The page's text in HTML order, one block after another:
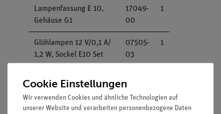
Lampenfassung E 10,
Gehäuse G1
17049-
00
1
Glühlampen 12 V/0,1 A/
1,2 W, Sockel E10 Set
07505-
03
1
Schichtwiderstand 10
kOhm, 1 W, Gehäuse G1
39104-
30
Cookie Einstellungen
Wir verwenden Cookies und ähnliche Technologien auf
unserer Website und verarbeiten personenbezogene Daten